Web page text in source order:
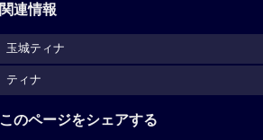
関連情報
玉城ティナ
ティナ
このページをシェアする